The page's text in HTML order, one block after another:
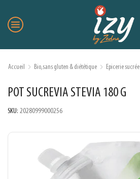
Accueil Bio,sans gluten & diététique Epicerie sucrée
POT SUCREVIA STEVIA 180 G
SKU: 20280999000256